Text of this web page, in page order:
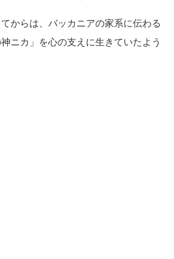
からは、バッカニアの家系に伝わる
神ニカ」を心の支えに生きていたよう